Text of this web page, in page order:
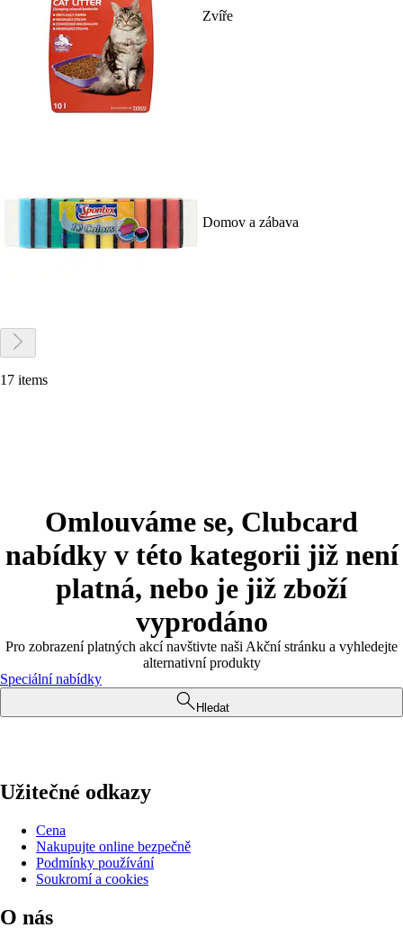
Zvíře
Domov a zábava
17 items
Omlouváme se, Clubcard
nabídky v této kategorii již není
platná, nebo je již zboží
vyprodáno
Pro zobrazení platných akcí navštivte naši Akční stránku a vyhledejte
alternativní produkty
Speciální nabídky
Hledat
Užitečné odkazy
Cena
Nakupujte online bezpečně
Podmínky používání
Soukromí a cookies
O nás